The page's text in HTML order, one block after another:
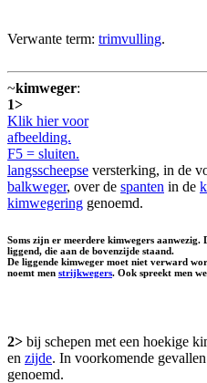
Verwante term: trimvulling.
~kimweger:
1>
Klik hier voor
afbeelding.
F5 = sluiten.
langsscheepse versterking, in de
balkweger, over de spanten in de
kimwegering genoemd.
Soms zijn er meerdere kimwegers
liggend, die aan de bovenzijde staand.
De liggende kimweger moet niet verward
noemt men strijkwegers. Ook spreekt men
2> bij schepen met een hoekige
en zijde. In voorkomende
genoemd.